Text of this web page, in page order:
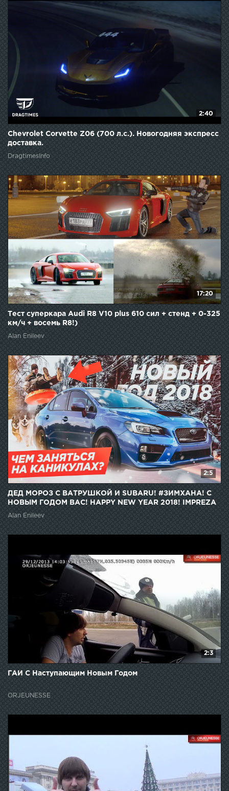
2:40
Chevrolet Corvette Z06 (700 л.с.). Новогодняя экспресс
доставка.
DragtimesInfo
17:20
Тест суперкара Audi R8 V10 plus 610 сил + стенд + 0-325
км/ч + восемь R8!)
Alan Enileev
2:5
ДЕД МОРОЗ С ВАТРУШКОЙ И SUBARU! #ЗИМХАНА! С
НОВЫМ ГОДОМ ВАС! HAPPY NEW YEAR 2018! IMPREZA
WRX STi.
Alan Enileev
2:3
ГАИ С Наступающим Новым Годом
ORJEUNESSE